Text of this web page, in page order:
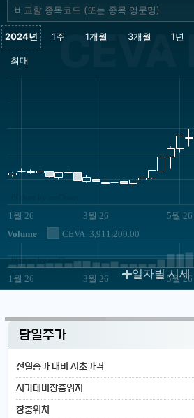
CEVA
1월 26 3월 26 5월 26
Volume CEVA 3,911,200.00
1월 26 3월 26 5월 26
JS chart by amCharts
일자별 시세
당일주가
전일종가 대비 시초가격
시가대비장중위치
장중위치